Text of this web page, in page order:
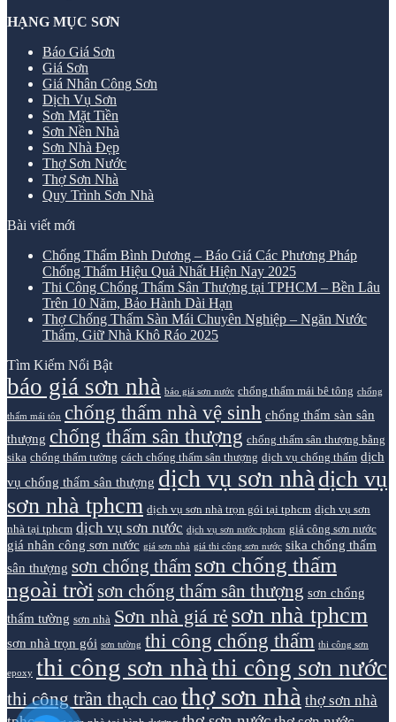
HẠNG MỤC SƠN
Báo Giá Sơn
Giá Sơn
Giá Nhân Công Sơn
Dịch Vụ Sơn
Sơn Mặt Tiền
Sơn Nền Nhà
Sơn Nhà Đẹp
Thợ Sơn Nước
Thợ Sơn Nhà
Quy Trình Sơn Nhà
Bài viết mới
Chống Thấm Bình Dương – Báo Giá Các Phương Pháp
Chống Thấm Hiệu Quả Nhất Hiện Nay 2025
Thi Công Chống Thấm Sân Thượng tại TPHCM – Bền Lâu
Trên 10 Năm, Bảo Hành Dài Hạn
Thợ Chống Thấm Sàn Mái Chuyên Nghiệp – Ngăn Nước
Thấm, Giữ Nhà Khô Ráo 2025
Tìm Kiếm Nổi Bật
báo giá sơn nhà báo giá sơn nước chống thấm mái bê tông chống
thấm mái tôn chống thấm nhà vệ sinh chống thấm sàn sân
thượng chống thấm sân thượng chống thấm sân thượng bằng
sika chống thấm tường cách chống thấm sân thượng dịch vụ chống thấm dịch
vụ chống thấm sân thượng dịch vụ sơn nhà dịch vụ
sơn nhà tphcm dịch vụ sơn nhà trọn gói tại tphcm dịch vụ sơn
nhà tại tphcm dịch vụ sơn nước dịch vụ sơn nước tphcm giá công sơn nước
giá nhân công sơn nước giá sơn nhà giá thi công sơn nước sika chống thấm
sân thượng sơn chống thấm sơn chống thấm
ngoài trời sơn chống thấm sân thượng sơn chống
thấm tường sơn nhà Sơn nhà giá rẻ sơn nhà tphcm
sơn nhà trọn gói sơn tường thi công chống thấm thi công sơn
epoxy thi công sơn nhà thi công sơn nước
thi công trần thạch cao thợ sơn nhà thợ sơn nhà